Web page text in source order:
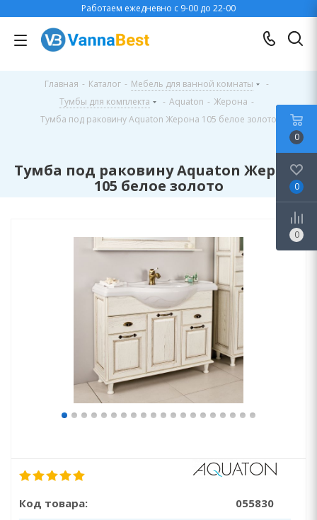
Работаем ежедневно с 9-00 до 22-00
Главная - Каталог - Мебель для ванной комнаты
-
Тумбы для комплекта
- Aquaton - Жерона -
Тумба под раковину Aquaton Жерона 105 белое золото
Тумба под раковину Aquaton Жерона
105 белое золото
Код товара: 055830
0
0
0